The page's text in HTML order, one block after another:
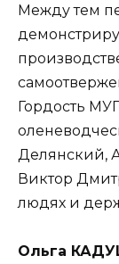
Между тем
Гордость
Делянский,
Виктор
людях и
Ольга